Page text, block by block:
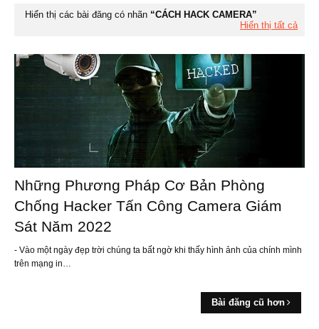
Hiển thị các bài đăng có nhãn
CÁCH HACK CAMERA
Hiển thị tất cả
Những Phương Pháp Cơ Bản Phòng
Chống Hacker Tấn Công Camera Giám
Sát Năm 2022
- Vào một ngày đẹp trời chúng ta bất ngờ khi thấy hình ảnh của chính mình
trên mạng in…
Bài đăng cũ hơn